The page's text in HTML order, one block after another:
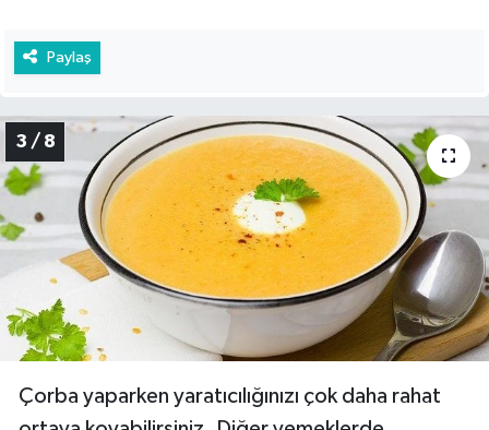
Paylaş
3 / 8
Çorba yaparken yaratıcılığınızı çok daha rahat